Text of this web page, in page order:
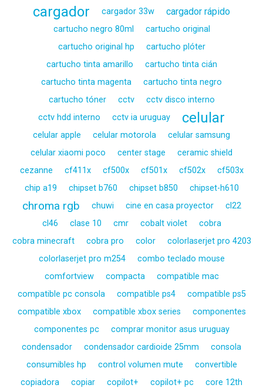
cargador cargador 33w cargador rápido
cartucho negro 80ml
cartucho original
cartucho original hp
cartucho plóter
cartucho tinta amarillo
cartucho tinta cián
cartucho tinta magenta
cartucho tinta negro
cartucho tóner
cctv
cctv disco interno
cctv hdd interno
cctv ia uruguay celular
celular apple celular motorola
celular samsung
celular xiaomi poco
center stage
ceramic shield
cezanne
cf411x cf500x cf501x cf502x
cf503x
chip a19
chipset b760 chipset b850 chipset-h610
chroma rgb chuwi cine en casa proyector
cl22
cl46
clase 10 cmr cobalt violet
cobra
cobra minecraft
cobra pro color
colorlaserjet pro 4203
colorlaserjet pro m254
combo teclado mouse
comfortview
compacta
compatible mac
compatible pc consola
compatible ps4
compatible ps5
compatible xbox
compatible xbox series
componentes
componentes pc
comprar monitor asus uruguay
condensador
condensador cardioide 25mm
consola
consumibles hp
control volumen mute
convertible
copiadora
copiar copilot+ copilot+ pc
core 12th